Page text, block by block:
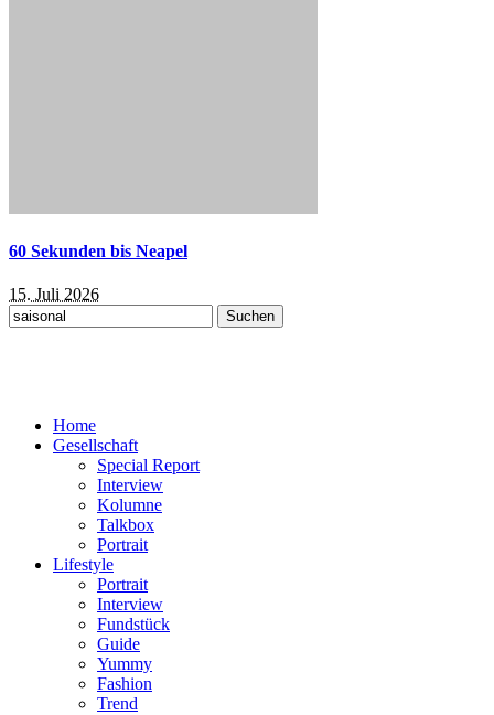
60 Sekunden bis Neapel
15. Juli 2026
Suchen
nach:
Home
Gesellschaft
Special Report
Interview
Kolumne
Talkbox
Portrait
Lifestyle
Portrait
Interview
Fundstück
Guide
Yummy
Fashion
Trend